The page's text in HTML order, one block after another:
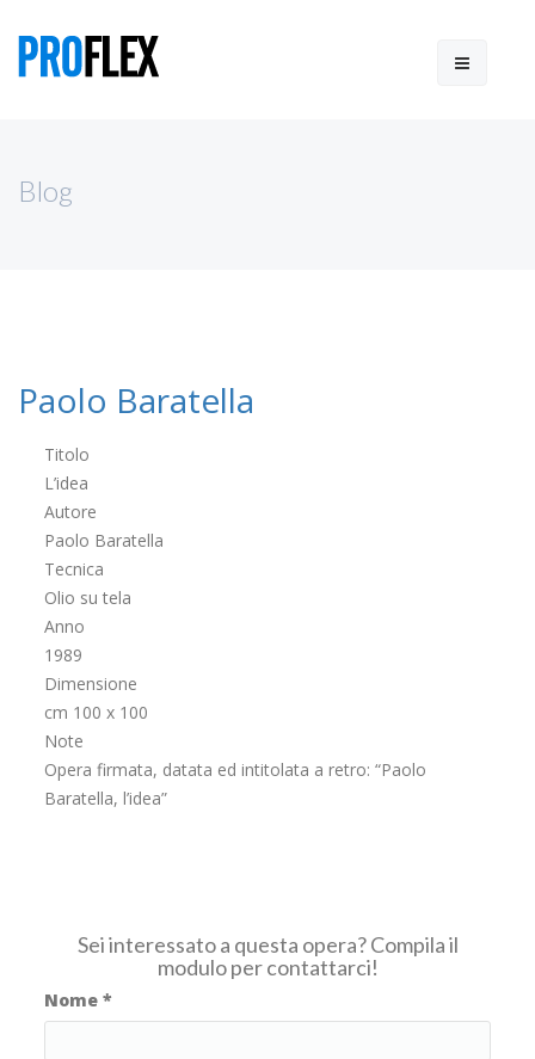
Blog
Paolo Baratella
Titolo
L’idea
Autore
Paolo Baratella
Tecnica
Olio su tela
Anno
1989
Dimensione
cm 100 x 100
Note
Opera firmata, datata ed intitolata a retro: “Paolo
Baratella, l’idea”
Sei interessato a questa opera? Compila il
modulo per contattarci!
Nome *